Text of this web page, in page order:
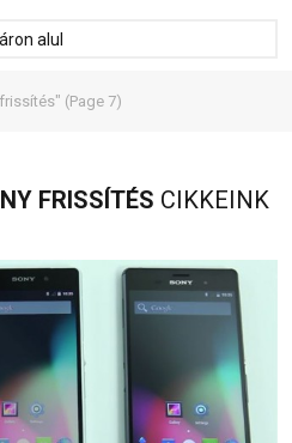
alul
(Page 7)
FRISSÍTÉS CIKKEINK